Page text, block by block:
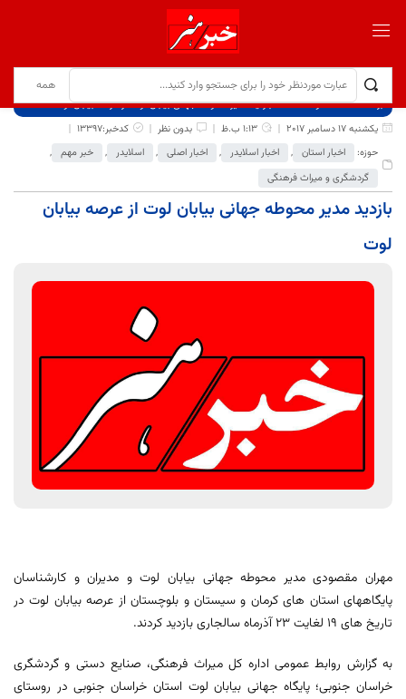
برگ نخست نوشته‌ها
بازدید مدیر محوطه جهانی بیابان لوت از عرصه بیابان لوت
یکشنبه 17 دسامبر 2017
1:13 ب.ظ بدون نظر
کدخبر:13397
حوزه:
اخبار استان , اخبار اسلایدر , اخبار اصلی , اسلایدر , خبر مهم ,
گردشگری و میراث فرهنگی
بازدید مدیر محوطه جهانی بیابان لوت از عرصه بیابان
لوت
مهران مقصودی مدیر محوطه جهانی بیابان لوت و مدیران و کارشناسان
پایگاههای استان های کرمان و سیستان و بلوچستان از عرصه بیابان لوت در
تاریخ های 19 لغایت 23 آذرماه سالجاری بازدید کردند.
به گزارش روابط عمومی اداره کل میراث فرهنگی، صنایع دستی و گردشگری
خراسان جنوبی؛ پایگاه جهانی بیابان لوت استان خراسان جنوبی در روستای